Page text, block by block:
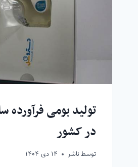
تولید بومی فرآورده
در کشور
توسط ناشر ۱۴ دی ۱۴۰۴